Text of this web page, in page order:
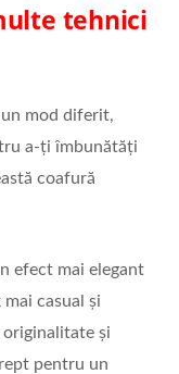
tehnici
mod diferit,
a-ți îmbunătăți
coafură
efect mai elegant
casual și
și
pentru un